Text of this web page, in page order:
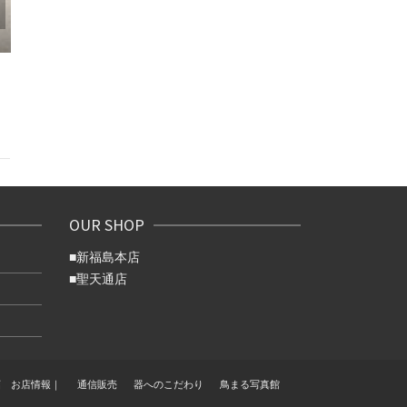
OUR SHOP
■新福島本店
■聖天通店
お店情報｜ 通信販売 器へのこだわり
鳥まる写真館